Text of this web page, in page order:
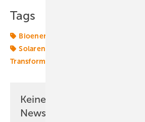
Tags
Bioenergie
Solarenergie
Transformation
Keine Zeit? Kein Problem
Newsletter!